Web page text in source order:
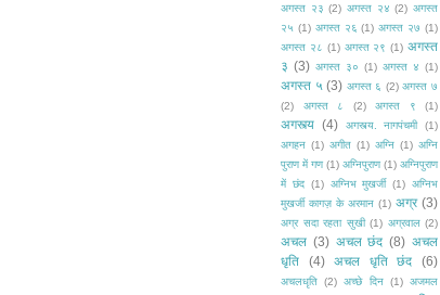
अगस्त २३ (2) अगस्त २४ (2) अगस्त
२५ (1) अगस्त २६ (1) अगस्त २७ (1)
अगस्त २८ (1) अगस्त २९ (1) अगस्त
३ (3) अगस्त ३० (1) अगस्त ४ (1)
अगस्त ५ (3) अगस्त ६ (2) अगस्त ७
(2)
अगस्त ८ (2) अगस्त ९ (1)
अगस्त्य (4) अगस्त्य. नागपंचमी
(1)
अगहन (1) अगीत (1) अग्नि (1) अग्नि
पुराण में गण (1) अग्निपुराण (1) अग्निपुराण
में छंद (1) अग्निभ मुखर्जी (1) अग्निभ
मुखर्जी कागज़ के अरमान (1) अग्र (3)
अग्र सदा रहता सुखी (1) अग्रवाल (2)
अचल (3) अचल छंद (8) अचल
धृति
(4) अचल धृति छंद (6)
अचलधृति (2) अच्छे दिन (1) अजमल